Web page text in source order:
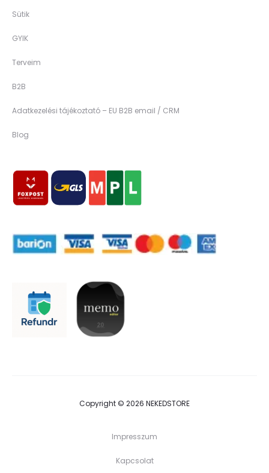
Sütik
GYIK
Terveim
B2B
Adatkezelési tájékoztató – EU B2B email / CRM
Blog
Copyright © 2026 NEKEDSTORE
Impresszum
Kapcsolat